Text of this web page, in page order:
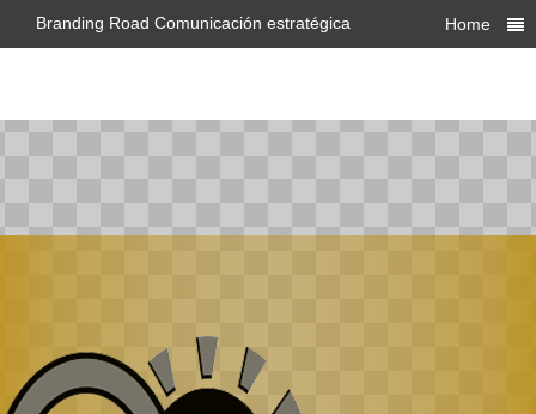
Branding Road Comunicación estratégica Home